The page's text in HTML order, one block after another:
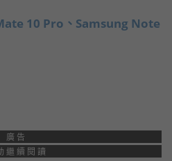
10 Pro、Samsung Note
廣告
繼續閱讀